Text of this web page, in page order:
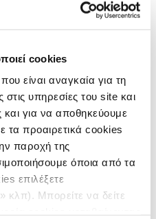
cookies
είναι αναγκαία για τη
υπηρεσίες του site και
για να αποθηκεύουμε
τα προαιρετικά cookies
παροχή της
όποια από τα
επιλέξετε
κλπ). Μπορείτε να δείτε
μας και τι